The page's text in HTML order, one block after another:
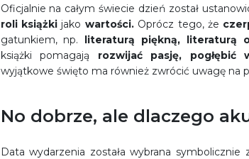
Oficjalnie na całym świecie dzień został
roli książkijako wartości. Oprócz tego, że
gatunkiem, np. literaturą piękną, literaturą
książki pomagają rozwijać pasję, pogłębić
wyjątkowe święto ma również zwrócić uwagę na
No dobrze, ale dlaczego
Data wydarzenia została wybrana